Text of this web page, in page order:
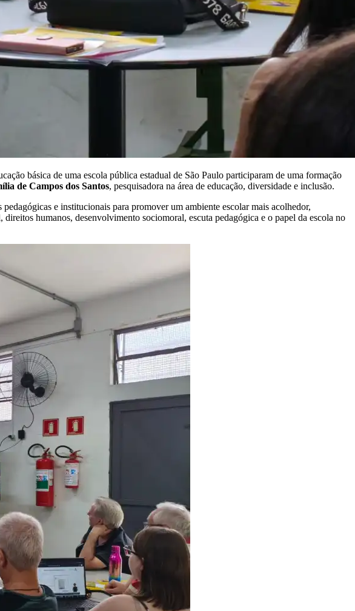
básica de uma escola pública estadual de São Paulo participaram de uma formação
de Campos dos Santos, pesquisadora na área de educação, diversidade e inclusão.
e institucionais para promover um ambiente escolar mais acolhedor,
humanos, desenvolvimento sociomoral, escuta pedagógica e o papel da escola no